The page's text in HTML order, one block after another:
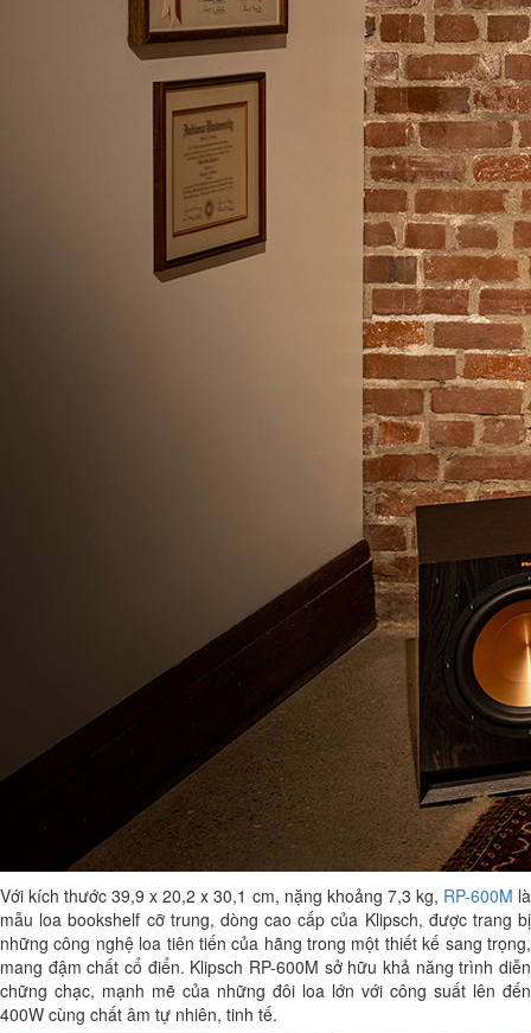
Với kích thước 39,9 x 20,2 x 30,1 cm, nặng khoảng 7,3 kg, RP-600M là
mẫu loa bookshelf cỡ trung, dòng cao cấp của Klipsch, được trang bị
những công nghệ loa tiên tiến của hãng trong một thiết kế sang trọng,
mang đậm chất cổ điển. Klipsch RP-600M sở hữu khả năng trình diễn
chững chạc, mạnh mẽ của những đôi loa lớn với công suất lên đến
400W cùng chất âm tự nhiên, tinh tế.